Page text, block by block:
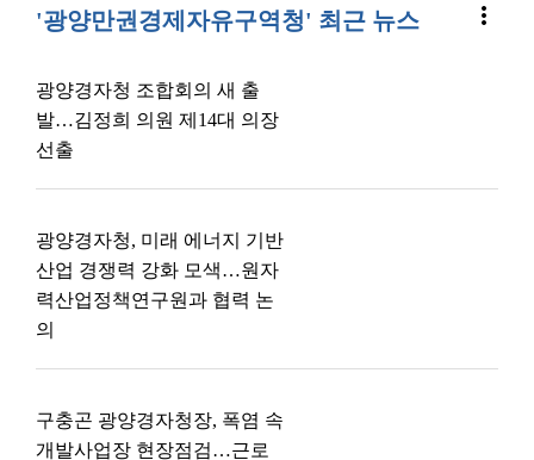
'광양만권경제자유구역청' 최근 뉴스 more_vert
광양경자청 조합회의 새 출
발…김정희 의원 제14대 의장
선출
광양경자청, 미래 에너지 기반
산업 경쟁력 강화 모색…원자
력산업정책연구원과 협력 논
의
구충곤 광양경자청장, 폭염 속
개발사업장 현장점검…근로